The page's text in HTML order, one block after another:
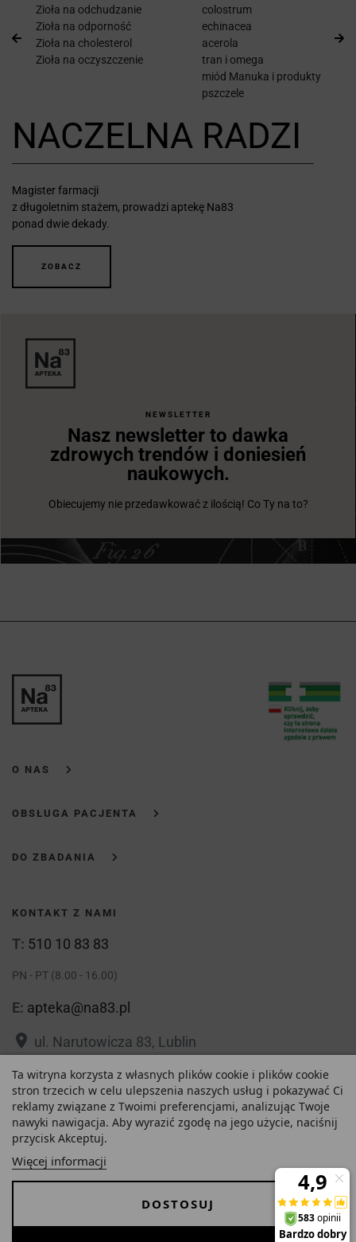
69,28 zł
- +
Zioła na odchudzanie
Zioła na odporność
Zioła na cholesterol
Zioła na oczyszczenie
colostrum
echinacea
acerola
tran i omega
miód Manuka i produkty
pszczele
NACZELNA RADZI
Magister farmacji
z długoletnim stażem, prowadzi aptekę Na83
ponad dwie dekady.
ZOBACZ
NEWSLETTER
Nasz newsletter to dawka
zdrowych trendów i doniesień
naukowych.
Obiecujemy nie przedawkować z ilością! Co Ty na to?
O NAS
OBSŁUGA PACJENTA
DO ZBADANIA
KONTAKT Z NAMI
T: 510 10 83 83
PN - PT (8.00 - 16.00)
E: apteka@na83.pl
place ul. Narutowicza 83, Lublin
placeul. 1 Maja 36, Lublin
Ta witryna korzysta z własnych plików cookie i plików cookie
stron trzecich w celu ulepszenia naszych usług i pokazywać Ci
reklamy związane z Twoimi preferencjami, analizując Twoje
nawyki nawigacja. Aby wyrazić zgodę na jego użycie, naciśnij
przycisk Akceptuj.
Więcej informacji
DOSTOSUJ
O nas Zezwolenie
FAQ